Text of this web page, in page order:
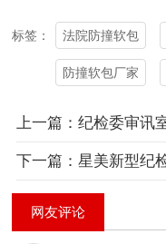
标签： 法院防撞软包
防撞软包厂家
上一篇：纪检委审讯
网友评论